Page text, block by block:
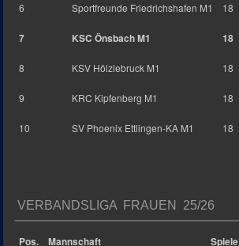
6 Sportfreunde Friedrichshafen M1 18
7 KSC Önsbach M1 18
8 KSV Hölzlebruck M1 18
9 KRC Kipfenberg M1 18
10 SV Phoenix Ettlingen-KA M1 18
VERBANDSLIGA FRAUEN 25/26
Pos. Mannschaft Spiele